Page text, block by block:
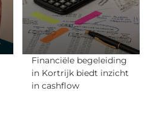
Financiële begeleiding
in Kortrijk biedt inzicht
in cashflow